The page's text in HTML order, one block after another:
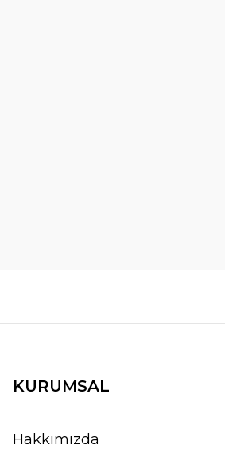
KURUMSAL
Hakkımızda